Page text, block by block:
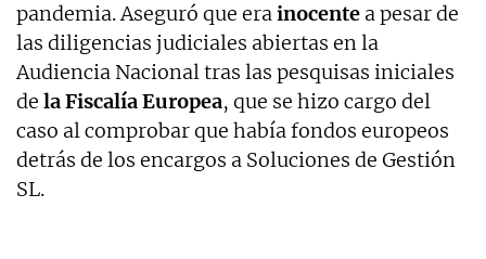
pandemia. Aseguró que erainocente a pesar de
las diligencias judiciales abiertas en la
Audiencia Nacional tras las pesquisas iniciales
de la Fiscalía Europea, que se hizo cargo del
caso al comprobar que había fondos europeos
detrás de los encargos a Soluciones de Gestión
SL.